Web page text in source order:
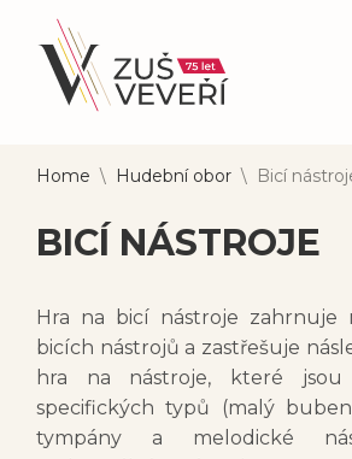
Home \ Hudební obor \ Bicí
BICÍ NÁSTROJE
Hra na bicí nástroje zahrnuje
bicích nástrojů a zastřešuje
hra na nástroje, které jsou
specifických typů (malý
tympány a melodické